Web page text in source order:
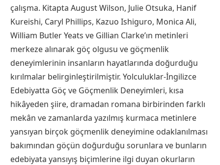
çalışma. Kitapta August Wilson, Julie Otsuka, Hanif
Kureishi, Caryl Phillips, Kazuo Ishiguro, Monica Ali,
William Butler Yeats ve Gillian Clarke’ın metinleri
merkeze alınarak göç olgusu ve göçmenlik
deneyimlerinin insanların hayatlarında doğurduğu
kırılmalar belirginleştirilmiştir. Yolculuklar-İngilizce
Edebiyatta Göç ve Göçmenlik Deneyimleri, kısa
hikâyeden şiire, dramadan romana birbirinden farklı
mekân ve zamanlarda yazılmış kurmaca metinlere
yansıyan birçok göçmenlik deneyimine odaklanılması
bakımından göçün doğurduğu sorunlara ve bunların
edebiyata yansıyış biçimlerine ilgi duyan okurların